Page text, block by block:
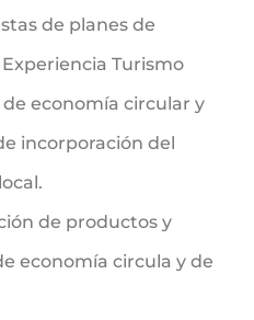
de planes de
Turismo
de economía circular y
incorporación del
de productos y
economía circula y de